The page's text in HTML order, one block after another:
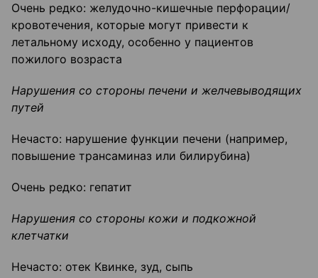
Очень редко: желудочно-кишечные перфорации/
кровотечения, которые могут привести к
летальному исходу, особенно у пациентов
пожилого возраста
Нарушения со стороны печени и желчевыводящих
путей
Нечасто: нарушение функции печени (например,
повышение трансаминаз или билирубина)
Очень редко: гепатит
Нарушения со стороны кожи и подкожной
клетчатки
Нечасто: отек Квинке, зуд, сыпь